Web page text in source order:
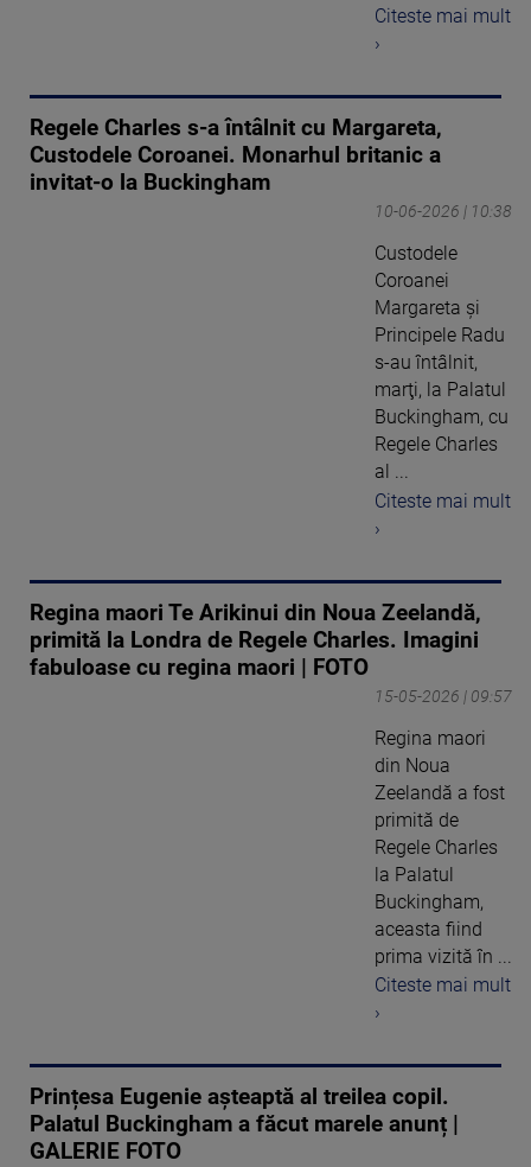
Citeste mai mult
›
Regele Charles s-a întâlnit cu Margareta,
Custodele Coroanei. Monarhul britanic a
invitat-o la Buckingham
10-06-2026 | 10:38
Custodele
Coroanei
Margareta şi
Principele Radu
s-au întâlnit,
marţi, la Palatul
Buckingham, cu
Regele Charles
al ...
Citeste mai mult
›
Regina maori Te Arikinui din Noua Zeelandă,
primită la Londra de Regele Charles. Imagini
fabuloase cu regina maori | FOTO
15-05-2026 | 09:57
Regina maori
din Noua
Zeelandă a fost
primită de
Regele Charles
la Palatul
Buckingham,
aceasta fiind
prima vizită în ...
Citeste mai mult
›
Prințesa Eugenie așteaptă al treilea copil.
Palatul Buckingham a făcut marele anunț |
GALERIE FOTO